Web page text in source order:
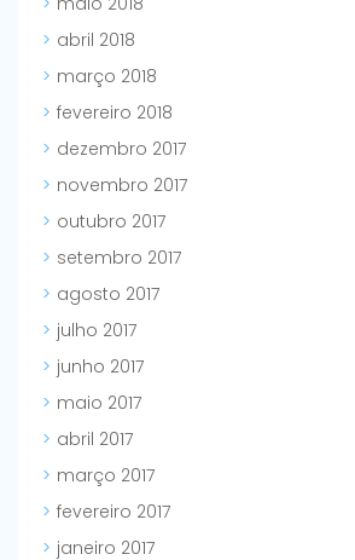
abril 2018
março 2018
fevereiro 2018
dezembro 2017
novembro 2017
outubro 2017
setembro 2017
agosto 2017
julho 2017
junho 2017
maio 2017
abril 2017
março 2017
fevereiro 2017
janeiro 2017